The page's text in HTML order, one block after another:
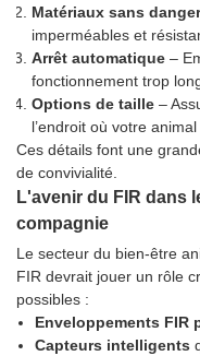
Matériaux sans
imperméables et
Arrêt automatique –
fonctionnement trop
Options de taille –
l’endroit où votre
Ces détails font une
de convivialité.
L'avenir du FIR dans
compagnie
Le secteur du bien-être
FIR devrait jouer un rôle
possibles :
Enveloppements FIR
Capteurs intelligents